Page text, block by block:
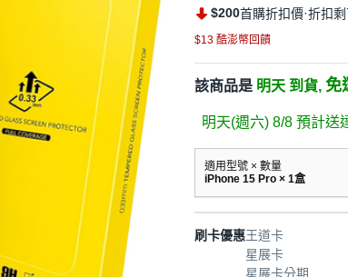
$200首購折扣價·折扣
$13 酷澎幣回饋
該商品是 明天 到貨, 免
明天(週六) 8/8 預計送
適用型號 × 數量
iPhone 15 Pro × 1盒
刷卡優惠王道卡
星展卡
星展卡分期